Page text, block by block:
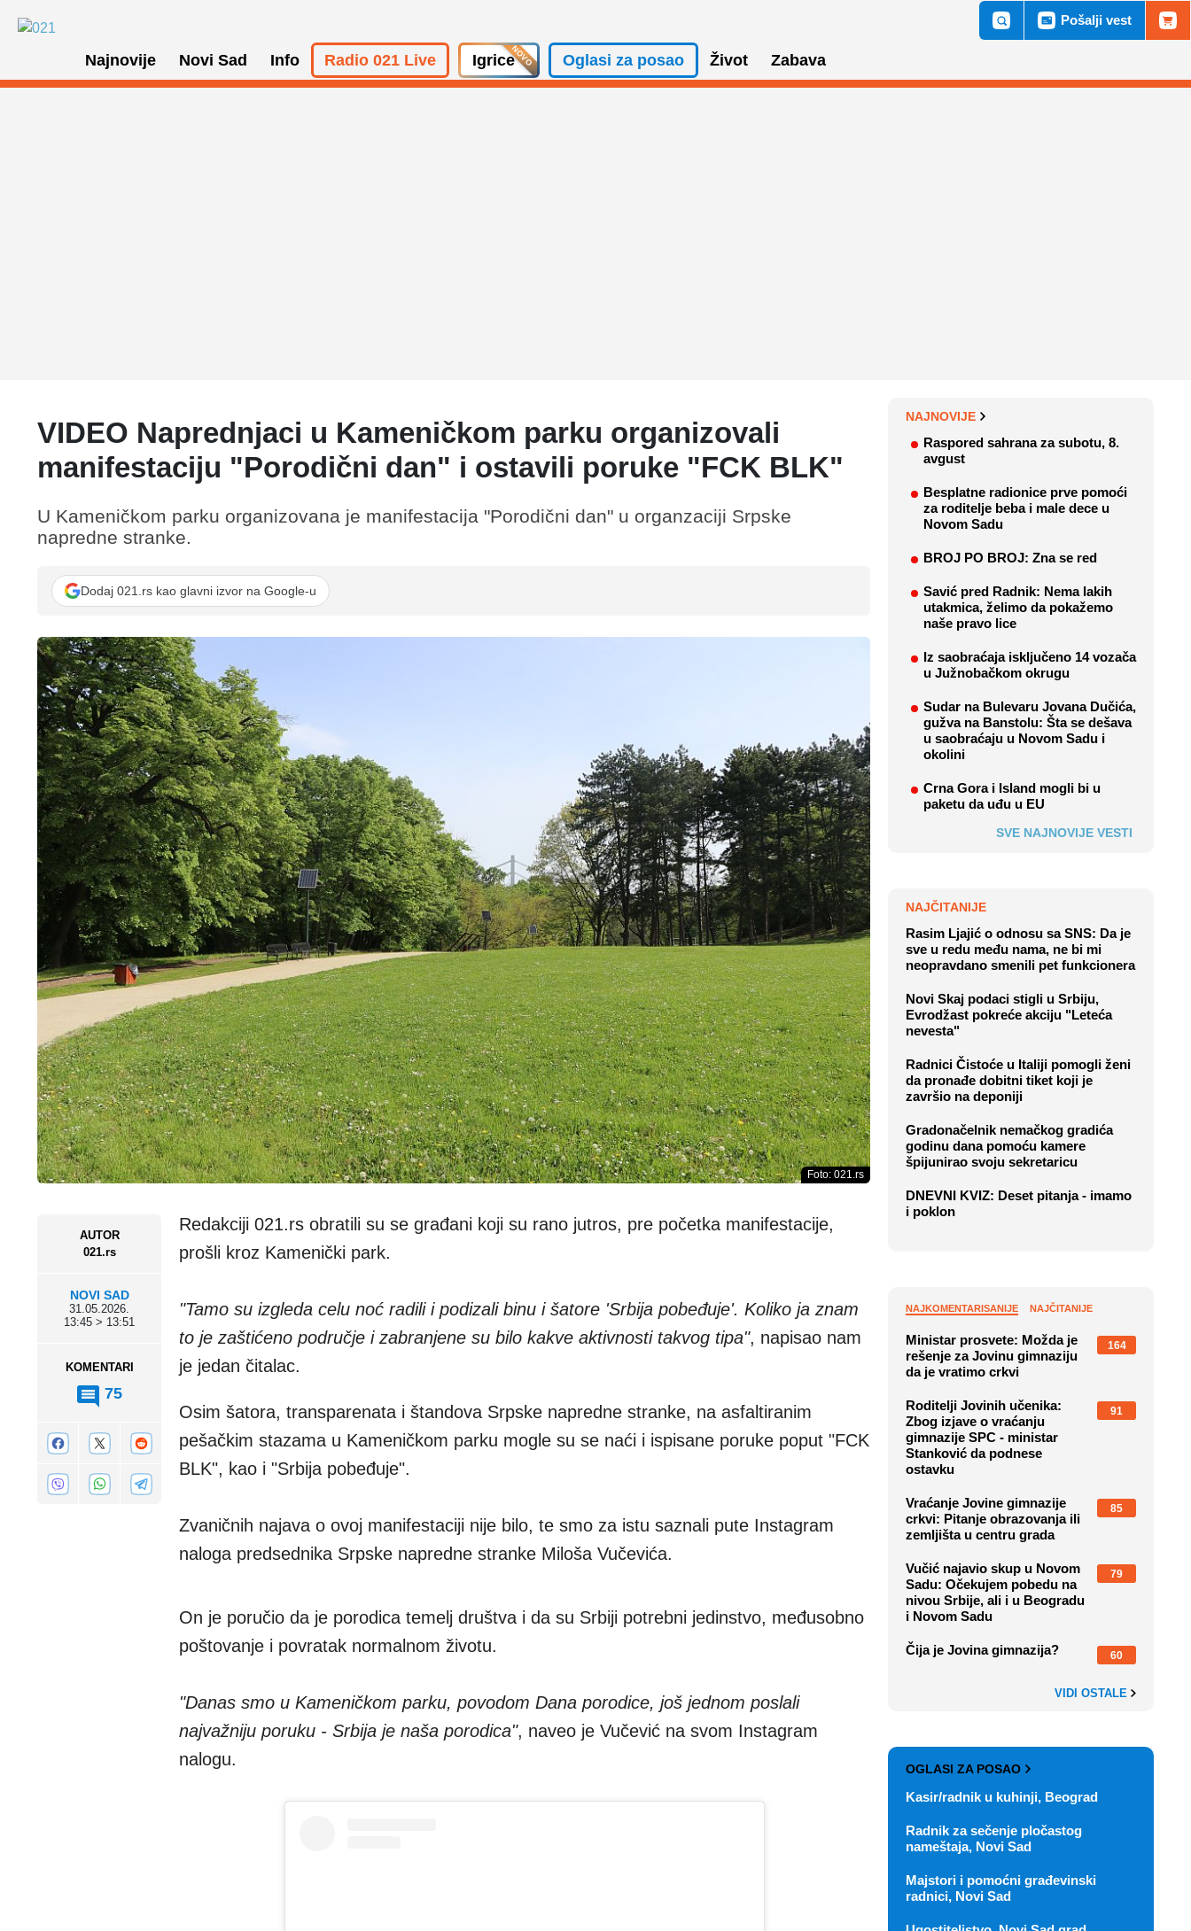
Najnovije Novi Sad Info Radio 021 Live Igrice Oglasi za posao Život Zabava
Pošalji vest
VIDEO Naprednjaci u Kameničkom parku organizovali
manifestaciju "Porodični dan" i ostavili poruke "FCK BLK"
AUTOR
021.rs
NOVI SAD
31.05.2026.
13:45 > 13:51
KOMENTARI
75
U Kamеničkom parku organizovana je manifеstacija "Porodični dan" u organzaciji Srpske
napredne stranke.
Dodaj 021.rs kao glavni izvor na Google-u
Foto: 021.rs
Redakciji 021.rs obratili su se građani koji su rano jutros, pre početka manifestacije,
prošli kroz Kamenički park.
"Tamo su izgleda celu noć radili i podizali binu i šatore 'Srbija pobeđuje'. Koliko ja znam
to je zaštićeno područje i zabranjene su bilo kakve aktivnosti takvog tipa", napisao nam
je jedan čitalac.
Osim šatora, transparenata i štandova Srpske napredne stranke, na asfaltiranim
pešačkim stazama u Kameničkom parku mogle su se naći i ispisane poruke poput "FCK
BLK", kao i "Srbija pobeđuje".
Zvaničnih najava o ovoj manifestaciji nije bilo, te smo za istu saznali pute Instagram
naloga predsednika Srpske napredne stranke Miloša Vučevića.
On je poručio da je porodica temelj društva i da su Srbiji potrebni jedinstvo, međusobno
poštovanje i povratak normalnom životu.
"Danas smo u Kameničkom parku, povodom Dana porodice, još jednom poslali
najvažniju poruku - Srbija je naša porodica", naveo je Vučević na svom Instagram
nalogu.
NAJNOVIJE
Raspored sahrana za subotu, 8.
avgust
Besplatne radionice prve pomoći
za roditelje beba i male dece u
Novom Sadu
BROJ PO BROJ: Zna se red
Savić pred Radnik: Nema lakih
utakmica, želimo da pokažemo
naše pravo lice
Iz saobraćaja isključeno 14 vozača
u Južnobačkom okrugu
Sudar na Bulevaru Jovana Dučića,
gužva na Banstolu: Šta se dešava
u saobraćaju u Novom Sadu i
okolini
Crna Gora i Island mogli bi u
paketu da uđu u EU
SVE NAJNOVIJE VESTI
NAJČITANIJE
Rasim Ljajić o odnosu sa SNS: Da je
sve u redu među nama, ne bi mi
neopravdano smenili pet funkcionera
Novi Skaj podaci stigli u Srbiju,
Evrodžast pokreće akciju "Leteća
nevesta"
Radnici Čistoće u Italiji pomogli ženi
da pronađe dobitni tiket koji je
završio na deponiji
Gradonačelnik nemačkog gradića
godinu dana pomoću kamere
špijunirao svoju sekretaricu
DNEVNI KVIZ: Deset pitanja - imamo
i poklon
NAJKOMENTARISANIJE NAJČITANIJE
Ministar prosvete: Možda je
rešenje za Jovinu gimnaziju
da je vratimo crkvi
164
Roditelji Jovinih učenika:
Zbog izjave o vraćanju
gimnazije SPC - ministar
Stanković da podnese
ostavku
91
Vraćanje Jovine gimnazije
crkvi: Pitanje obrazovanja ili
zemljišta u centru grada
85
Vučić najavio skup u Novom
Sadu: Očekujem pobedu na
nivou Srbije, ali i u Beogradu
i Novom Sadu
79
Čija je Jovina gimnazija? 60
VIDI OSTALE
OGLASI ZA POSAO
Kasir/radnik u kuhinji, Beograd
Radnik za sečenje pločastog
nameštaja, Novi Sad
Majstori i pomoćni građevinski
radnici, Novi Sad